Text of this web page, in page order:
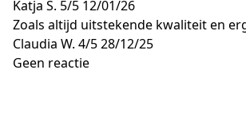
Katja S. 5/5 12/01/26
Zoals altijd uitstekende kwaliteit en
Claudia W. 4/528/12/25
Geen reactie